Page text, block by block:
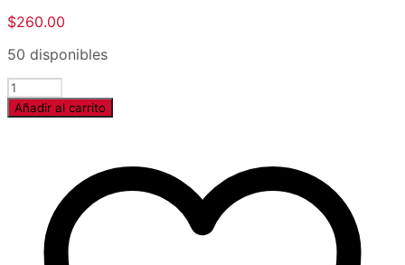
$260.00
50 disponibles
Cantidad
Añadir al carrito